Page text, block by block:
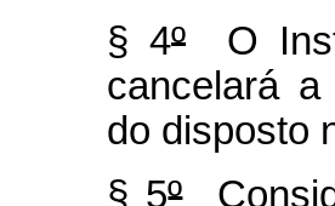
§ 4ºO
cancelará
do disposto
§ 5º